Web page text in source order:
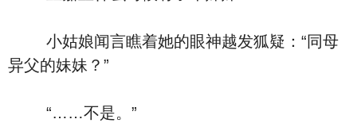
小姑娘闻言瞧着她的眼神越发狐疑：“同母
异父的妹妹？”
“……不是。”